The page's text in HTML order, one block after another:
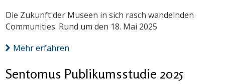
Die Zukunft der Museen in sich rasch wandelnden
Communities. Rund um den 18. Mai 2025
Mehr erfahren
Sentomus Publikumsstudie 2025